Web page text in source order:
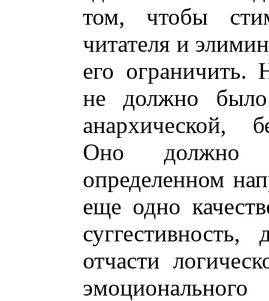
том, чтобы
читателя и
его ограничить.
не должно
анархической,
Оно должно
определенном
еще одно
отчасти